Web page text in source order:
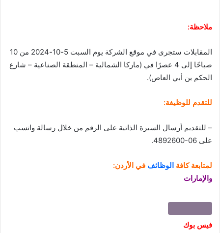
ملاحظة:
المقابلات ستجرى في موقع الشركة يوم السبت 5-10-2024 من 10
صباحًا إلى 4 عصرًا في (ماركا الشمالية – المنطقة الصناعية – شارع
الحكم بن أبي العاص).
للتقدم للوظيفة:
– للتقديم أرسال السيرة الذاتية على الرقم من خلال رسالة واتسب
على 06-4892600.
لمتابعة كافة الوظائف في الأردن:
والإمارات
فيس بوك